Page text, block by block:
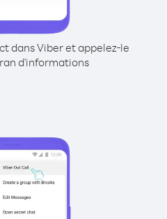
dans Viber et appelez-le
d'informations